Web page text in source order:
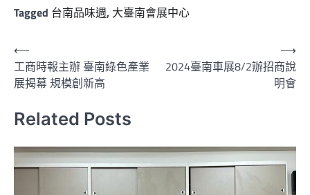
Tagged 台南品味週, 大臺南會展中心
文
章
導
覽
⟵
工商時報主辦 臺南綠色產業
展揭幕 規模創新高
2024臺南車展8/2辦招商說
明會
⟶
Related Posts